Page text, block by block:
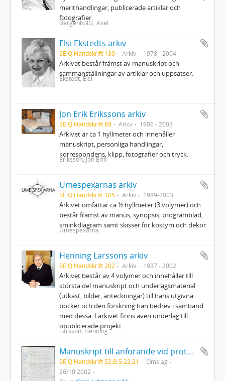
merithandlingar, publicerade artiklar och
fotografier.
Bergenholtz, Axel
Elsi Ekstedts arkiv
SE Q Handskrift 130 Arkiv 1978 - 2004
Arkivet består främst av manuskript och
sammanställningar av artiklar och uppsatser.
Ekstedt, Elsi
Jon Erik Erikssons arkiv
SE Q Handskrift 89 Arkiv 1906 - 2003
Arkivet är ca 1 hyllmeter och innehåller
manuskript, personliga handlingar,
korrespondens, klipp, fotografier och tryck.
Eriksson, Jon Erik
Umespexarnas arkiv
SE Q Handskrift 105 Arkiv 1989-2003
Arkivet omfattar ca ½ hyllmeter (3 volymer) och
består främst av manus, synopsis, programblad,
sminkdiagram samt skisser för kostym och dekor.
Umespexarna
Henning Larssons arkiv
SE Q Handskrift 202 Arkiv 1937 - 2002
Arkivet består av 4 volymer och innehåller till
största del manuskript och underlagsmaterial
(utkast, bilder, anteckningar) till hans utgivna
böcker och den forskning han bedrev i samband
med dessa. I arkivet finns även underlag till
opublicerade projekt.
Larsson, Henning
Manuskript till anförande vid protestmöte mot USA:s krig i Irak Luleå stadshus
SE Q Handskrift 52:B:5:22:21
Omslag
26/10 2002